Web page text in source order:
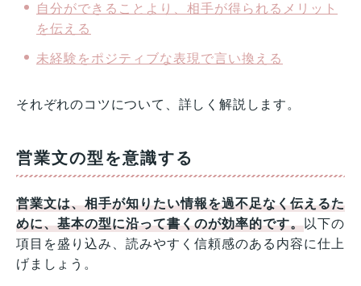
自分ができることより、相手が得られるメリット
を伝える
未経験をポジティブな表現で言い換える
それぞれのコツについて、詳しく解説します。
営業文の型を意識する
営業文は、相手が知りたい情報を過不足なく伝えるた
めに、基本の型に沿って書くのが効率的です。以下の
項目を盛り込み、読みやすく信頼感のある内容に仕上
げましょう。